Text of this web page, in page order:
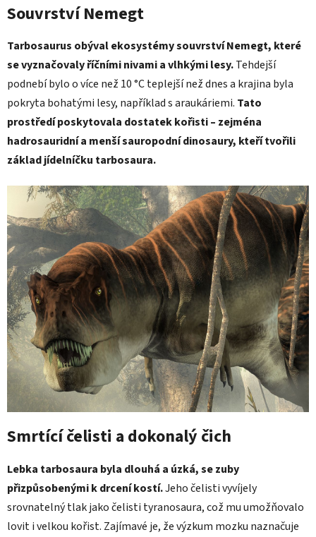
Souvrství Nemegt
Tarbosaurus obýval ekosystémy souvrství Nemegt, které
se vyznačovaly říčními nivami a vlhkými lesy.Tehdejší
podnebí bylo o více než 10 °C teplejší než dnes a krajina byla
pokryta bohatými lesy, například s araukáriemi. Tato
prostředí poskytovala dostatek kořisti – zejména
hadrosauridní a menší sauropodní dinosaury, kteří tvořili
základ jídelníčku tarbosaura.
Smrtící čelisti a dokonalý čich
Lebka tarbosaura byla dlouhá a úzká, se zuby
přizpůsobenými k drcení kostí.Jeho čelisti vyvíjely
srovnatelný tlak jako čelisti tyranosaura, což mu umožňovalo
lovit i velkou kořist. Zajímavé je, že výzkum mozku naznačuje